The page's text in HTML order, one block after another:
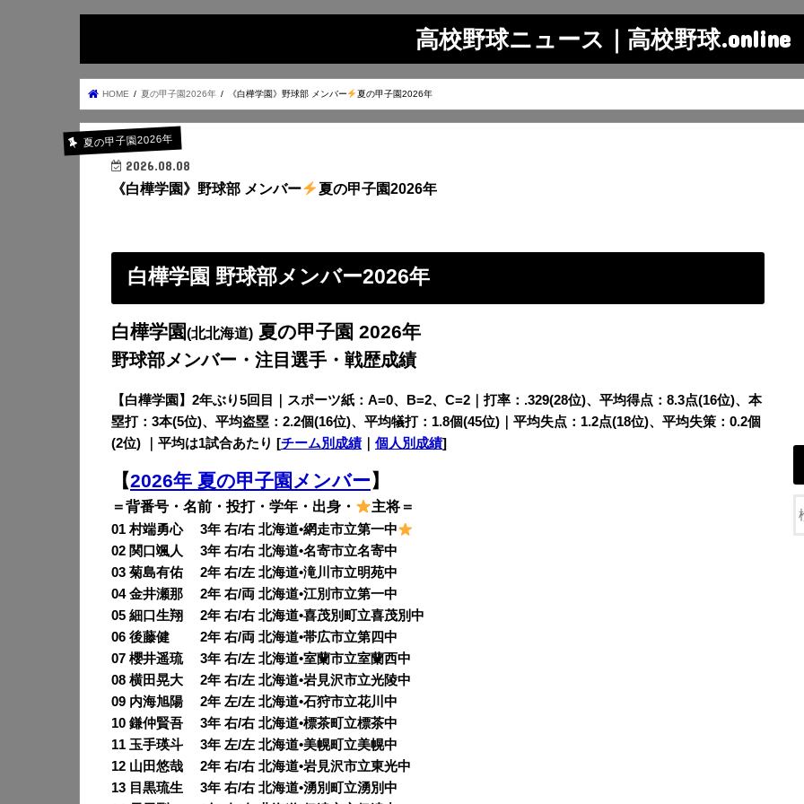
高校野球ニュース｜高校野球.online
HOME 夏の甲子園2026年 《白樺学園》野球部 メンバー 夏の甲子園2026年
夏の甲子園2026年
2026.08.08
《白樺学園》野球部 メンバー 夏の甲子園2026年
白樺学園 野球部メンバー2026年
白樺学園(北北海道) 夏の甲子園 2026年
野球部メンバー・注目選手・戦歴成績
【白樺学園】 2年ぶり5回目｜スポーツ紙：A=0、B=2、C=2｜打率：.329(28位)、平均得点：8.3点(16位)、本
塁打：3本(5位)、平均盗塁：2.2個(16位)、平均犠打：1.8個(45位)｜平均失点：1.2点(18位)、平均失策：0.2個
(2位) ｜平均は1試合あたり [チーム別成績 個人別成績]
【2026年 夏の甲子園メンバー】
＝背番号・名前・投打・学年・出身・ 主将＝
01 村端勇心 3年 右/右 北海道•網走市立第一中
02 関口颯人 3年 右/右 北海道•名寄市立名寄中
03 菊島有佑 2年 右/左 北海道•滝川市立明苑中
04 金井瀬那 2年 右/両 北海道•江別市立第一中
05 細口生翔 2年 右/右 北海道•喜茂別町立喜茂別中
06 後藤健 2年 右/両 北海道•帯広市立第四中
07 櫻井遥琉 3年 右/左 北海道•室蘭市立室蘭西中
08 横田晃大 2年 右/左 北海道•岩見沢市立光陵中
09 内海旭陽 2年 左/左 北海道•石狩市立花川中
10 鎌仲賢吾 3年 右/右 北海道•標茶町立標茶中
11 玉手瑛斗 3年 左/左 北海道•美幌町立美幌中
12 山田悠哉 2年 右/右 北海道•岩見沢市立東光中
13 目黒琉生 3年 右/右 北海道•湧別町立湧別中